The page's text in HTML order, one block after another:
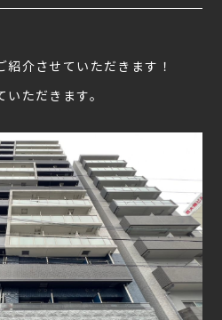
紹介させていただきます！
ただきます。